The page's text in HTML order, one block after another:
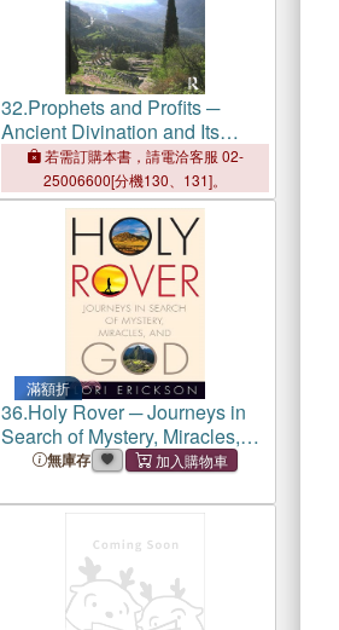
32.Prophets and Profits ─
Ancient Divination and Its
Reception
若需訂購本書，請電洽客服 02-
25006600[分機130、131]。
滿額折
36.Holy Rover ─ Journeys in
Search of Mystery, Miracles,
and God
無庫存